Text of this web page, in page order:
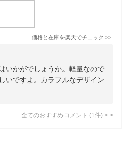
価格と在庫を楽天でチェック >>
いかがでしょうか。軽量なので
いですよ。カラフルなデザイン
全てのおすすめコメント (1 件) >